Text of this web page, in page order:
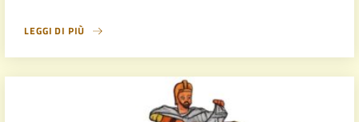
LEGGI DI PIÙ